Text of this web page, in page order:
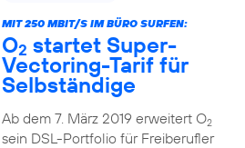
MIT 250 MBIT/S IM BÜRO SURFEN:
O2 startet Super-
Vectoring-Tarif für
Selbständige
Ab dem 7. März 2019 erweitert O2
sein DSL-Portfolio für Freiberufler